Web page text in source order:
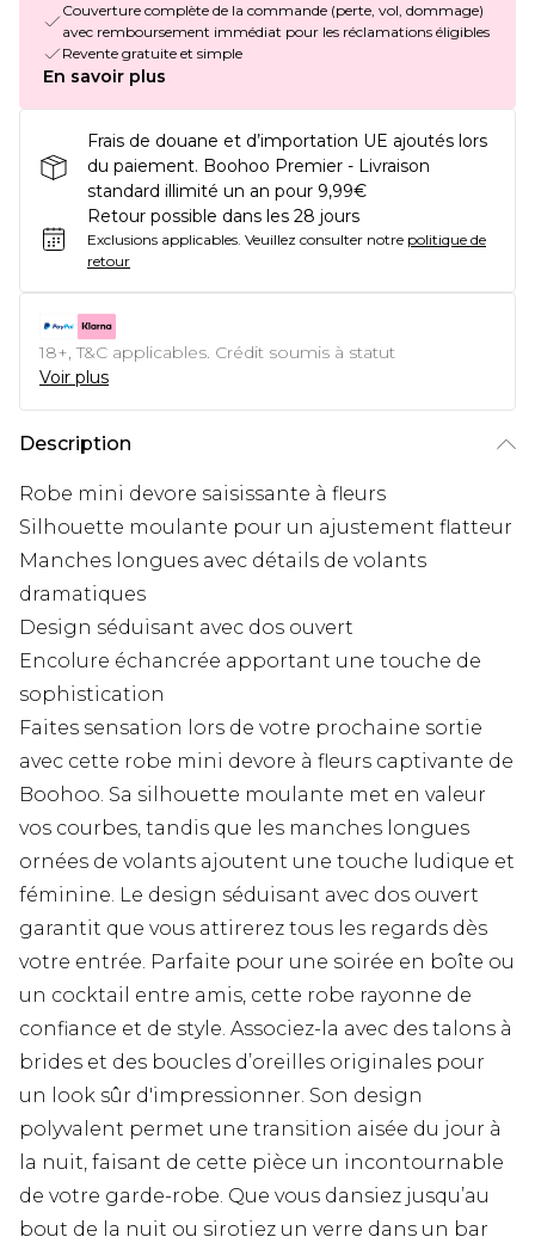
Couverture complète de la commande (perte, vol, dommage)
avec remboursement immédiat pour les réclamations éligibles
Revente gratuite et simple
En savoir plus
Frais de douane et d’importation UE ajoutés lors
du paiement. Boohoo Premier - Livraison
standard illimité un an pour 9,99€
Retour possible dans les 28 jours
Exclusions applicables. Veuillez consulter notre politique de
retour
18+, T&C applicables. Crédit soumis à statut
Voir plus
Description
Robe mini devore saisissante à fleurs
Silhouette moulante pour un ajustement flatteur
Manches longues avec détails de volants
dramatiques
Design séduisant avec dos ouvert
Encolure échancrée apportant une touche de
sophistication
Faites sensation lors de votre prochaine sortie
avec cette robe mini devore à fleurs captivante de
Boohoo. Sa silhouette moulante met en valeur
vos courbes, tandis que les manches longues
ornées de volants ajoutent une touche ludique et
féminine. Le design séduisant avec dos ouvert
garantit que vous attirerez tous les regards dès
votre entrée. Parfaite pour une soirée en boîte ou
un cocktail entre amis, cette robe rayonne de
confiance et de style. Associez-la avec des talons à
brides et des boucles d’oreilles originales pour
un look sûr d'impressionner. Son design
polyvalent permet une transition aisée du jour à
la nuit, faisant de cette pièce un incontournable
de votre garde-robe. Que vous dansiez jusqu’au
bout de la nuit ou sirotiez un verre dans un bar